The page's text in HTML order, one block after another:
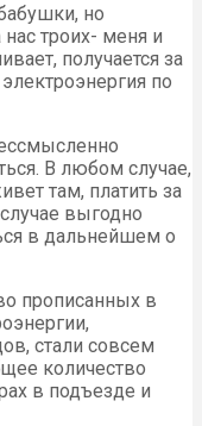
но
троих- меня и
получается за
по
В любом случае,
там, платить за
выгодно
в дальнейшем о
прописанных в
стали совсем
количество
в подъезде и